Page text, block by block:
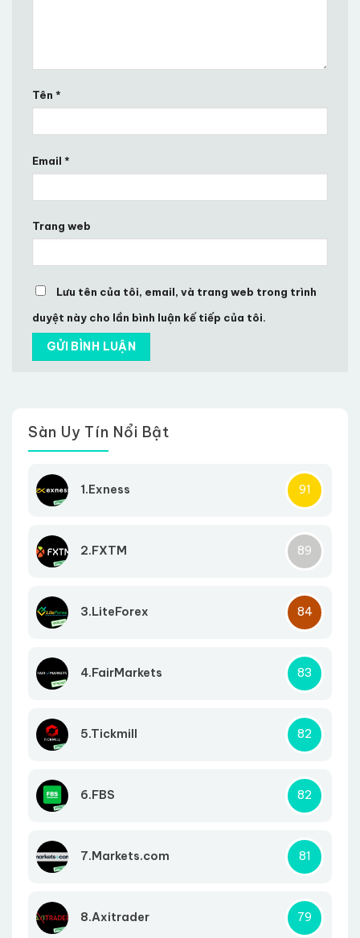
Tên *
Email *
Trang web
Lưu tên của tôi, email, và trang web trong trình
duyệt này cho lần bình luận kế tiếp của tôi.
Sàn Uy Tín Nổi Bật
1.Exness 91
2.FXTM 89
3.LiteForex 84
4.FairMarkets 83
5.Tickmill 82
6.FBS 82
7.Markets.com 81
8.Axitrader 79